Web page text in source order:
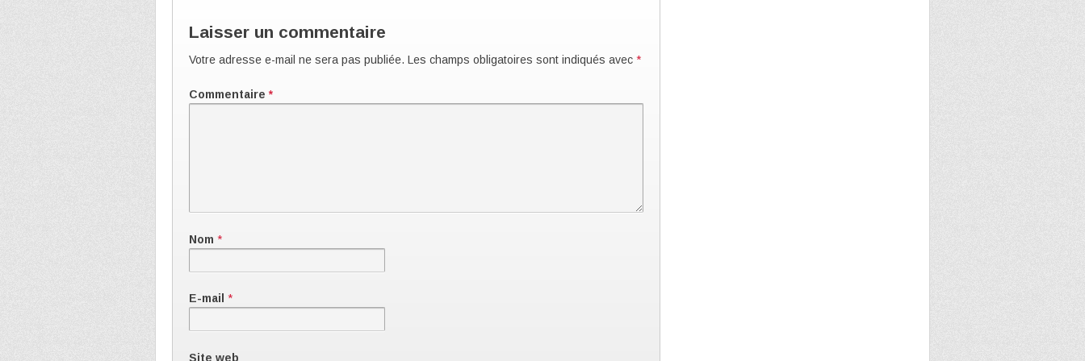
Laisser un commentaire
Votre adresse e-mail ne sera pas publiée. Les champs obligatoires sont indiqués avec *
Commentaire *
Nom *
E-mail *
Site web